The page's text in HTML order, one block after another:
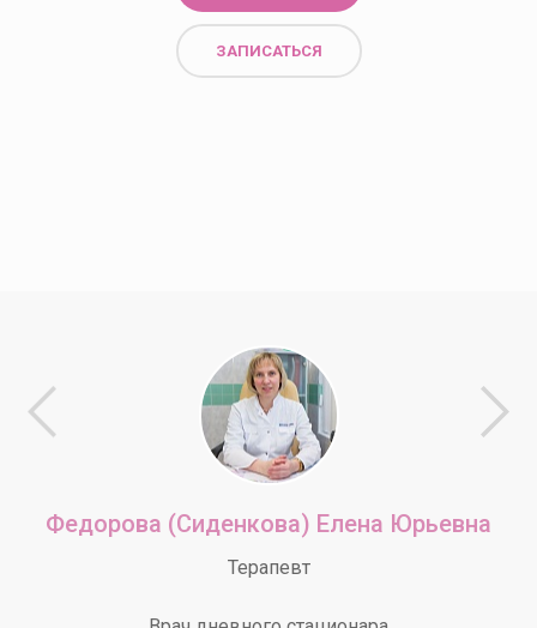
ЗАПИСАТЬСЯ
Федорова (Сиденкова) Елена Юрьевна
Терапевт